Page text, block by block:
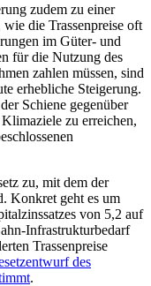
zudem zu einer
die Trassenpreise oft
im Güter- und
für die Nutzung des
zahlen müssen, sind
erhebliche Steigerung.
Schiene gegenüber
zu erreichen,
zu, mit dem der
Konkret geht es um
von 5,2 auf
Infrastrukturbedarf
Trassenpreise
des
.